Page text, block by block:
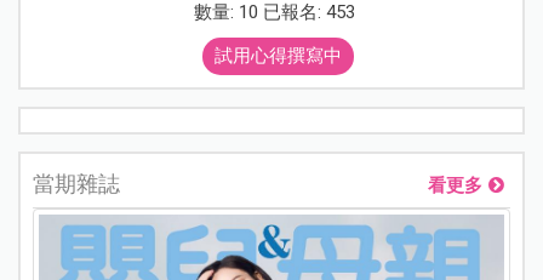
數量: 10 已報名: 453
試用心得撰寫中
當期雜誌 看更多